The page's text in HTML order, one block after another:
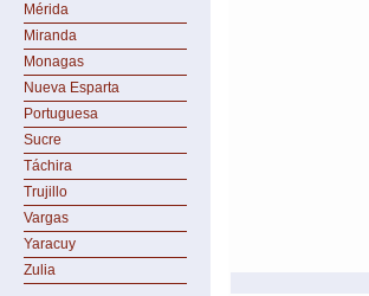
Mérida
Miranda
Monagas
Nueva Esparta
Portuguesa
Sucre
Táchira
Trujillo
Vargas
Yaracuy
Zulia